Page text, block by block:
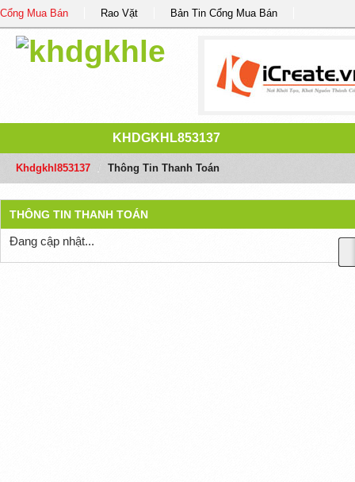
Cổng Mua Bán Rao Vặt Bản Tin Cổng Mua Bán
KHDGKHL853137
Khdgkhl853137 Thông Tin Thanh Toán
THÔNG TIN THANH TOÁN
Đang cập nhật...